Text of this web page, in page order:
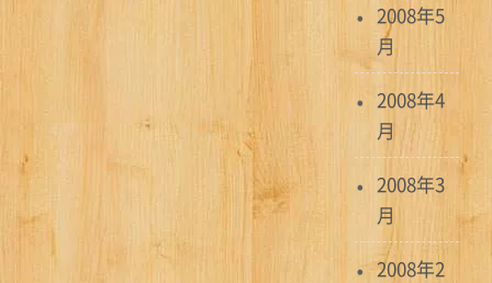
2008年5
月
2008年4
月
2008年3
月
2008年2